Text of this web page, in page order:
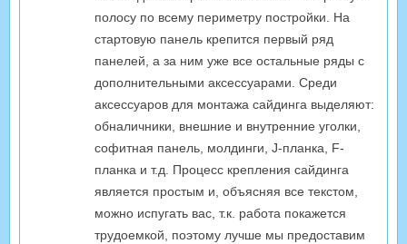
полосу по всему периметру постройки. На
стартовую панель крепится первый ряд
панелей, а за ним уже все остальные ряды с
дополнительными аксессуарами. Среди
аксессуаров для монтажа сайдинга выделяют:
обналичники, внешние и внутренние уголки,
софитная панель, молдинги, J-планка, F-
планка и т.д. Процесс крепления сайдинга
является простым и, объясняя все текстом,
можно испугать вас, т.к. работа покажется
трудоемкой, поэтому лучше мы предоставим